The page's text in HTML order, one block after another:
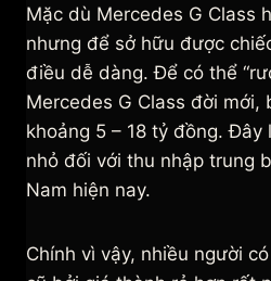
Mặc dù Mercedes G Class
nhưng để sở hữu được
điều dễ dàng. Để có thể
Mercedes G Class đời mới,
khoảng 5 – 18 tỷ đồng. Đây
nhỏ đối với thu nhập trung
Nam hiện nay.
Chính vì vậy, nhiều người